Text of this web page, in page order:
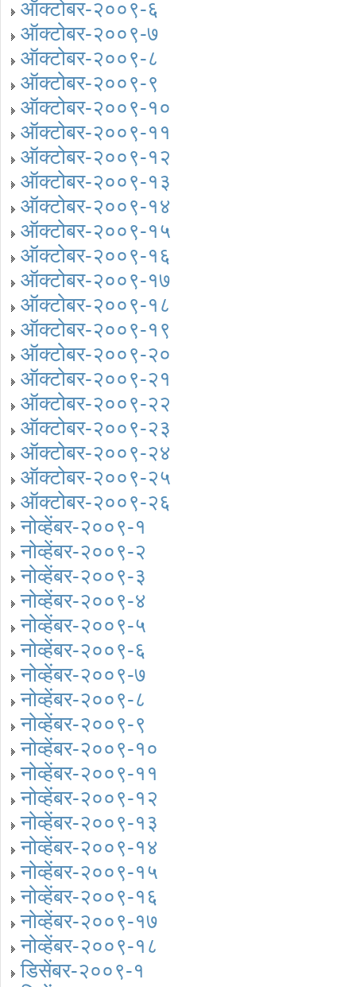
ऑक्टोबर-२००९-६
ऑक्टोबर-२००९-७
ऑक्टोबर-२००९-८
ऑक्टोबर-२००९-९
ऑक्टोबर-२००९-१०
ऑक्टोबर-२००९-११
ऑक्टोबर-२००९-१२
ऑक्टोबर-२००९-१३
ऑक्टोबर-२००९-१४
ऑक्टोबर-२००९-१५
ऑक्टोबर-२००९-१६
ऑक्टोबर-२००९-१७
ऑक्टोबर-२००९-१८
ऑक्टोबर-२००९-१९
ऑक्टोबर-२००९-२०
ऑक्टोबर-२००९-२१
ऑक्टोबर-२००९-२२
ऑक्टोबर-२००९-२३
ऑक्टोबर-२००९-२४
ऑक्टोबर-२००९-२५
ऑक्टोबर-२००९-२६
नोव्हेंबर-२००९-१
नोव्हेंबर-२००९-२
नोव्हेंबर-२००९-३
नोव्हेंबर-२००९-४
नोव्हेंबर-२००९-५
नोव्हेंबर-२००९-६
नोव्हेंबर-२००९-७
नोव्हेंबर-२००९-८
नोव्हेंबर-२००९-९
नोव्हेंबर-२००९-१०
नोव्हेंबर-२००९-११
नोव्हेंबर-२००९-१२
नोव्हेंबर-२००९-१३
नोव्हेंबर-२००९-१४
नोव्हेंबर-२००९-१५
नोव्हेंबर-२००९-१६
नोव्हेंबर-२००९-१७
नोव्हेंबर-२००९-१८
डिसेंबर-२००९-१